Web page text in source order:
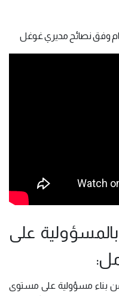
على
بناء مسؤولية على مستوى